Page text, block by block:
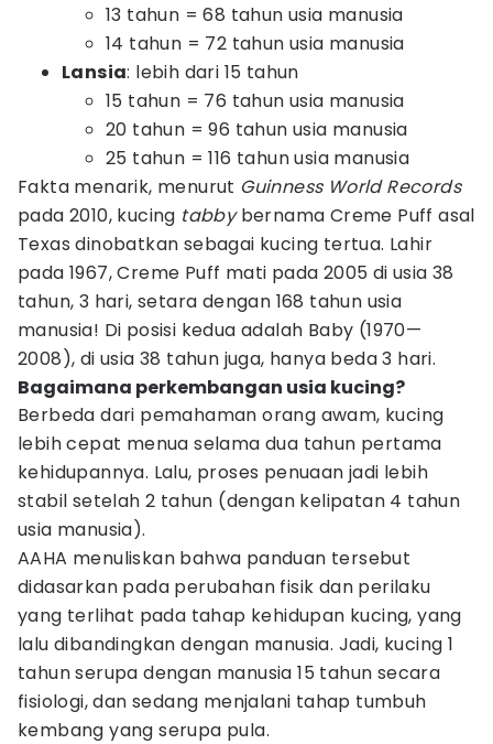
13 tahun = 68 tahun usia manusia
14 tahun = 72 tahun usia manusia
Lansia: lebih dari 15 tahun
15 tahun = 76 tahun usia manusia
20 tahun = 96 tahun usia manusia
25 tahun = 116 tahun usia manusia
Fakta menarik, menurut Guinness World Records
pada 2010, kucing tabbybernama Creme Puff asal
Texas dinobatkan sebagai kucing tertua. Lahir
pada 1967, Creme Puff mati pada 2005 di usia 38
tahun, 3 hari, setara dengan 168 tahun usia
manusia! Di posisi kedua adalah Baby (1970—
2008), di usia 38 tahun juga, hanya beda 3 hari.
Bagaimana perkembangan usia kucing?
Berbeda dari pemahaman orang awam, kucing
lebih cepat menua selama dua tahun pertama
kehidupannya. Lalu, proses penuaan jadi lebih
stabil setelah 2 tahun (dengan kelipatan 4 tahun
usia manusia).
AAHA menuliskan bahwa panduan tersebut
didasarkan pada perubahan fisik dan perilaku
yang terlihat pada tahap kehidupan kucing, yang
lalu dibandingkan dengan manusia. Jadi, kucing 1
tahun serupa dengan manusia 15 tahun secara
fisiologi, dan sedang menjalani tahap tumbuh
kembang yang serupa pula.